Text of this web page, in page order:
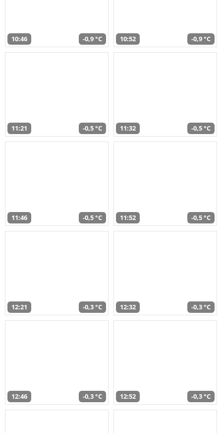
10:46 -0,9 °C 10:52 -0,9 °C
11:21 -0,5 °C 11:32 -0,5 °C
11:46 -0,5 °C 11:52 -0,5 °C
12:21 -0,3 °C 12:32 -0,3 °C
12:46 -0,3 °C 12:52 -0,3 °C